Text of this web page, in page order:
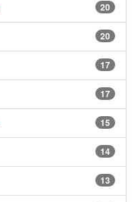
20
20
17
17
15
14
13